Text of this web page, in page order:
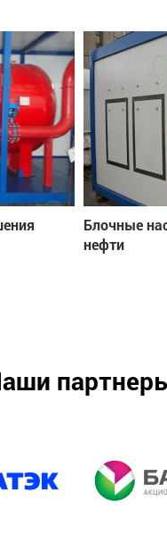
Блочные
нефти